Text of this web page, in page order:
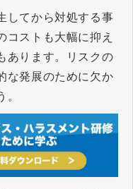
してから対処する事
コストも大幅に抑え
あります。リスクの
な発展のために欠か